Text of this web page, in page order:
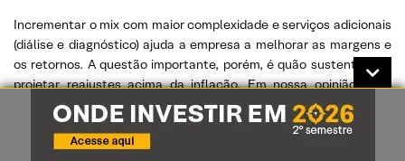
Incrementar o mix com maior complexidade e serviços adicionais
(diálise e diagnóstico) ajuda a empresa a melhorar as margens e
os retornos. A questão importante, porém, é quão sustentável é
projetar reajustes acima da inflação. Em nossa opinião, esta
questão poderia limitar o crescimento futuro da RDSL, pois
colocaria um limite de crescimento para os pagadores.